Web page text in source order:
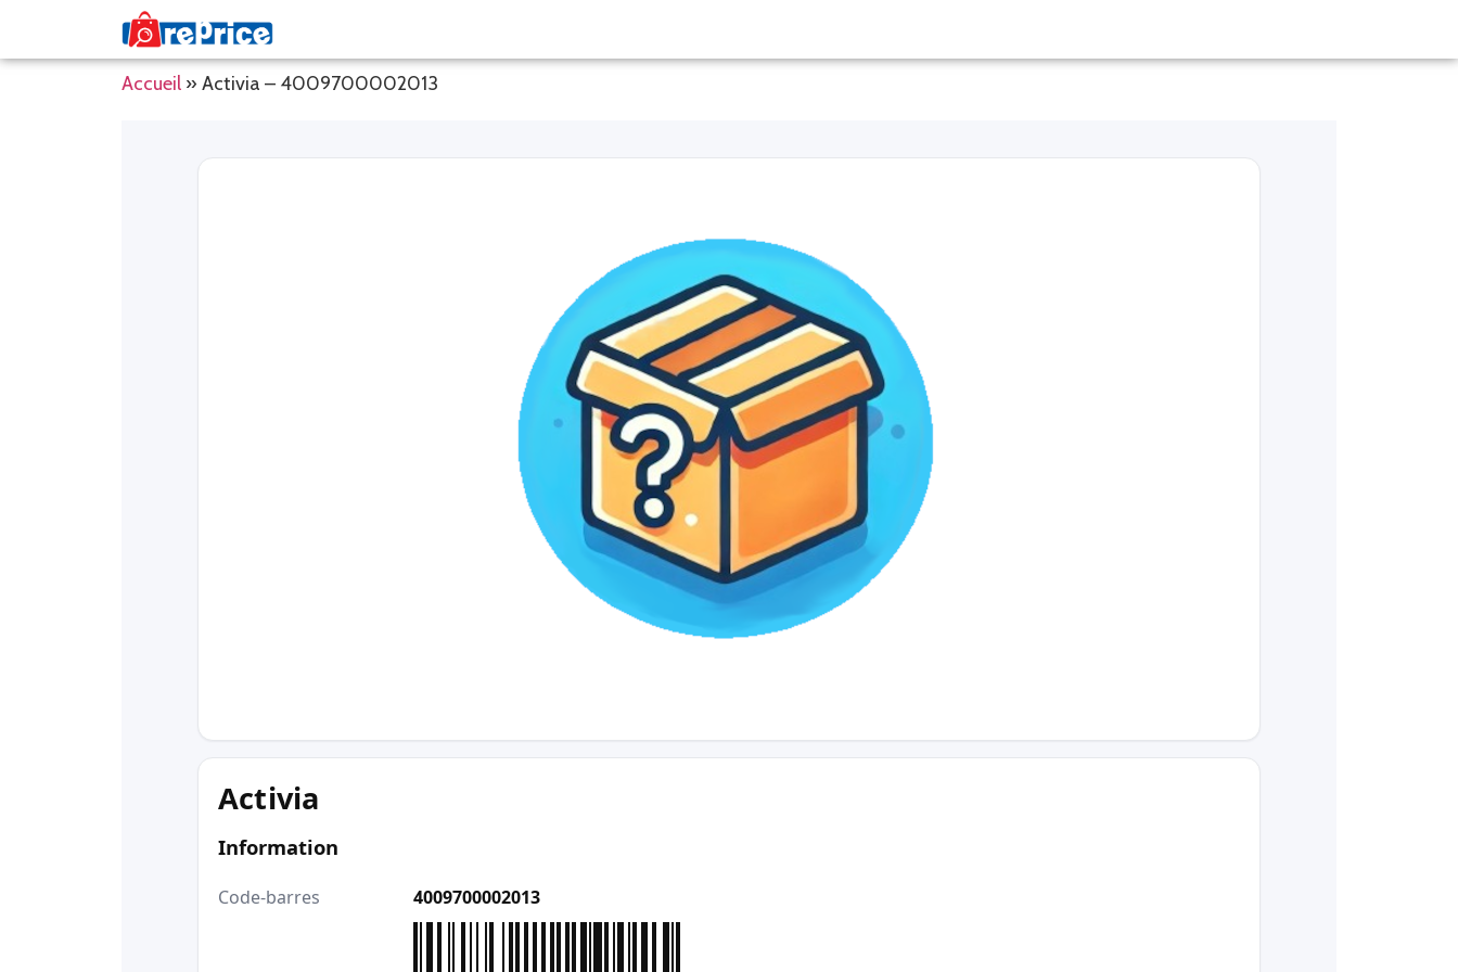
Accueil » Activia – 4009700002013
Activia
Information
Code-barres 4009700002013